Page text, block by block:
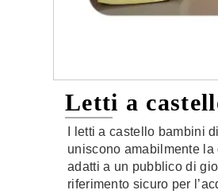
Letti a
I letti a castello bambini
uniscono amabilmente
adatti a un pubblico di
riferimento sicuro per